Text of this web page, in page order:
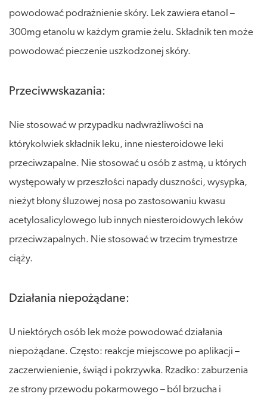
powodować podrażnienie skóry. Lek zawiera etanol –
300mg etanolu w każdym gramie żelu. Składnik ten może
powodować pieczenie uszkodzonej skóry.
Przeciwwskazania:
Nie stosować w przypadku nadwrażliwości na
którykolwiek składnik leku, inne niesteroidowe leki
przeciwzapalne. Nie stosować u osób z astmą, u których
występowały w przeszłości napady duszności, wysypka,
nieżyt błony śluzowej nosa po zastosowaniu kwasu
acetylosalicylowego lub innych niesteroidowych leków
przeciwzapalnych. Nie stosować w trzecim trymestrze
ciąży.
Działania niepożądane:
U niektórych osób lek może powodować działania
niepożądane. Często: reakcje miejscowe po aplikacji –
zaczerwienienie, świąd i pokrzywka. Rzadko: zaburzenia
ze strony przewodu pokarmowego – ból brzucha i